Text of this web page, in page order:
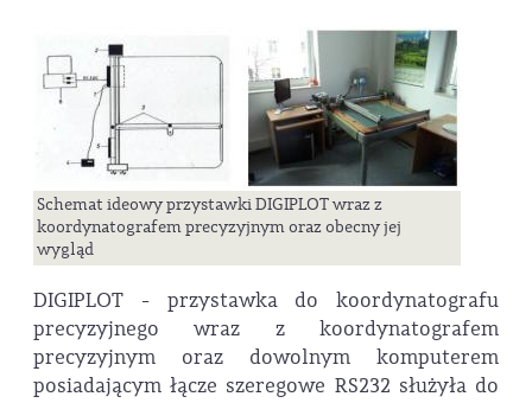
Schemat ideowy przystawki DIGIPLOT wraz z
koordynatografem precyzyjnym oraz obecny jej
wygląd
DIGIPLOT - przystawka do koordynatografu
precyzyjnego wraz z koordynatografem
precyzyjnym oraz dowolnym komputerem
posiadającym łącze szeregowe RS232 służyła do